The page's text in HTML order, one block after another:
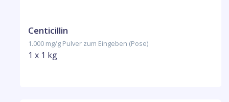
Centicillin
1.000 mg/g Pulver zum Eingeben (Pose)
1 x 1 kg